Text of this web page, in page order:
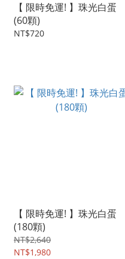
【 限時免運! 】珠光白蛋
(60顆)
NT$720
【 限時免運! 】珠光白蛋
(180顆)
NT$2,640
NT$1,980